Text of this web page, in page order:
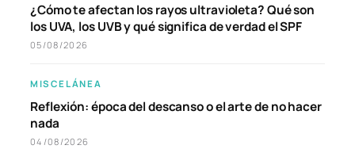
¿Cómo te afectan los rayos ultravioleta? Qué son
los UVA, los UVB y qué significa de verdad el SPF
05/08/2026
MISCELÁNEA
Reflexión: época del descanso o el arte de no hacer
nada
04/08/2026